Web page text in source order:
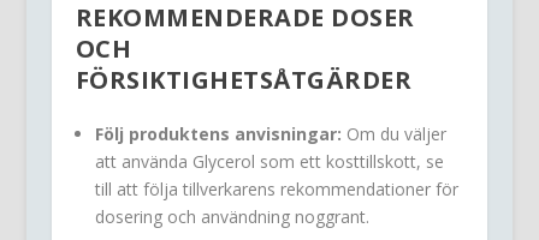
REKOMMENDERADE DOSER
OCH
FÖRSIKTIGHETSÅTGÄRDER
Följ produktens anvisningar: Om du väljer
att använda Glycerol som ett kosttillskott, se
till att följa tillverkarens rekommendationer för
dosering och användning noggrant.